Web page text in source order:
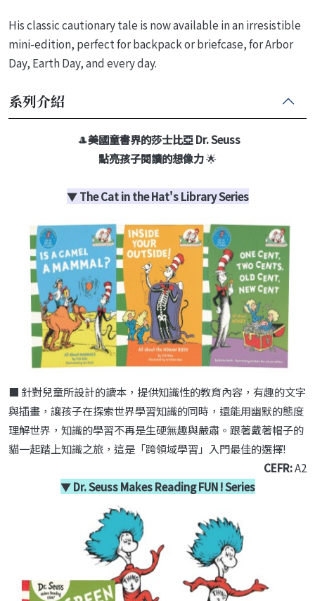
His classic cautionary tale is now available in an irresistible
mini-edition, perfect for backpack or briefcase, for Arbor
Day, Earth Day, and every day.
系列介紹
🎩美國童書界的莎士比亞 Dr. Seuss
點亮孩子閱讀的想像力🌟
▼The Cat in the Hat's Library Series
■ 針對兒童所設計的讀本，提供知識性的教育內容，有趣的文字
與插畫，讓孩子在探索世界學習知識的同時，還能用幽默的態度
理解世界，知識的學習不再是生硬無趣與嚴肅。跟著戴著帽子的
貓一起踏上知識之旅，這是「跨領域學習」入門最佳的選擇!
CEFR:A2
▼Dr. Seuss Makes Reading FUN !Series